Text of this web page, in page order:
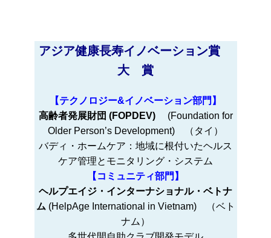
アジア健康長寿イノベーション賞
大 賞
【テクノロジー&イノベーション部門】
高齢者発展財団 (FOPDEV)
(Foundation for
Older Person’s Development) （タイ）
バディ・ホームケア：地域に根付いたヘルス
ケア管理とモニタリング・システム
【コミュニティ部門】
ヘルプエイジ・インターナショナル・ベトナ
ム(HelpAge International in Vietnam) （ベト
ナム）